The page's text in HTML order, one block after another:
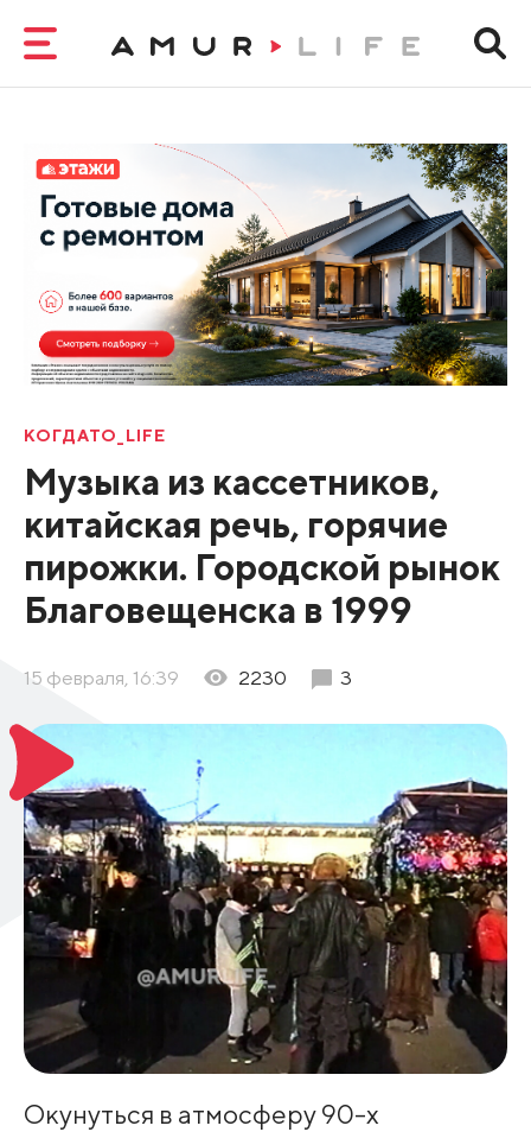
КОГДАТО_LIFE
Музыка из кассетников,
китайская речь, горячие
пирожки. Городской рынок
Благовещенска в 1999
15 февраля, 16:39 2230 3
Окунуться в атмосферу 90-х